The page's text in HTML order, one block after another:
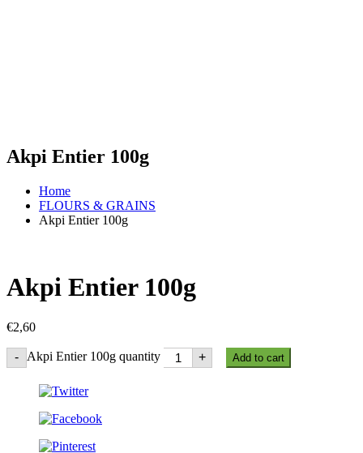
Akpi Entier 100g
Home
FLOURS & GRAINS
Akpi Entier 100g
Akpi Entier 100g
€2,60
- Akpi Entier 100g quantity + Add to cart